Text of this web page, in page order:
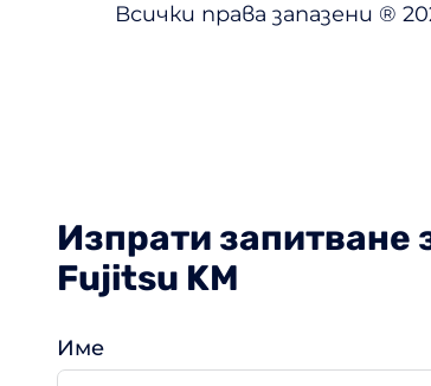
Всички права запазени ®
Изпрати запитване
Fujitsu KM
Име